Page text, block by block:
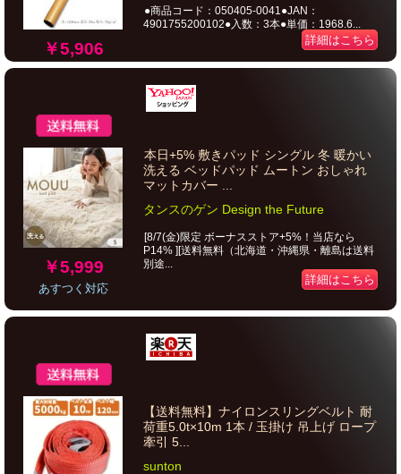
￥5,906
●商品コード：050405-0041●JAN：
4901755200102●入数：3本●単価：1968.6...
詳細はこちら
￥5,999
あすつく対応
本日+5% 敷きパッド シングル 冬 暖かい
洗える ベッドパッド ムートン おしゃれ
マットカバー ...
タンスのゲン Design the Future
[8/7(金)限定 ボーナスストア+5%！当店なら
P14% ][送料無料（北海道・沖縄県・離島は送料
別途...
詳細はこちら
【送料無料】ナイロンスリングベルト 耐
荷重5.0t×10m 1本 / 玉掛け 吊上げ ロープ
牽引 5...
sunton